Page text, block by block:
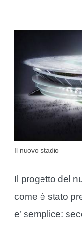
Il nuovo stadio
Il progetto del
come è stato
e’ semplice: